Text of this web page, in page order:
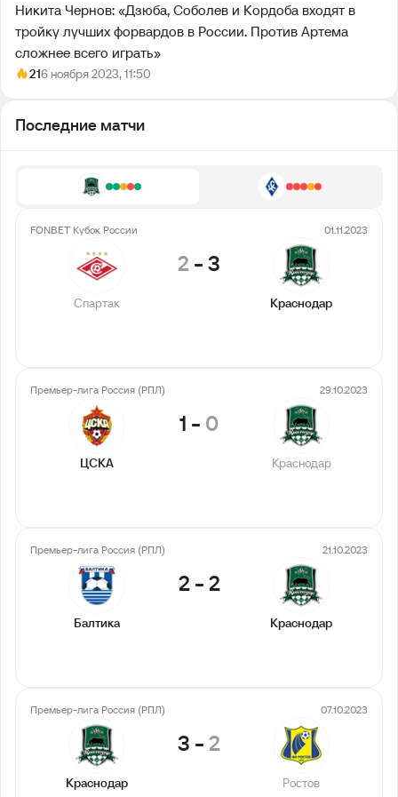
Никита Чернов: «Дзюба, Соболев и Кордоба входят в
тройку лучших форвардов в России. Против Артема
сложнее всего играть»
216 ноября 2023, 11:50
Последние матчи
FONBET Кубок России 01.11.2023
Спартак
2-3
Краснодар
Премьер-лига Россия (РПЛ) 29.10.2023
ЦСКА
1 - 0
Краснодар
Премьер-лига Россия (РПЛ) 21.10.2023
Балтика
2 -2
Краснодар
Премьер-лига Россия (РПЛ) 07.10.2023
Краснодар
3 -2
Ростов